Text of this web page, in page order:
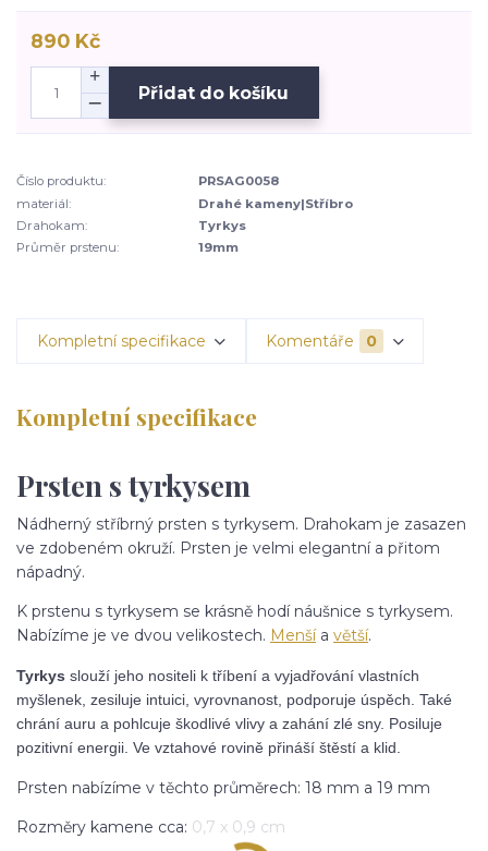
890 Kč
Přidat do košíku
Číslo produktu:
PRSAG0058
materiál:
Drahé kameny|Stříbro
Drahokam:
Tyrkys
Průměr prstenu:
19mm
Kompletní specifikace Komentáře 0
Kompletní specifikace
Prsten s tyrkysem
Nádherný stříbrný prsten s tyrkysem. Drahokam je zasazen
ve zdobeném okruží. Prsten je velmi elegantní a přitom
nápadný.
K prstenu s tyrkysem se krásně hodí náušnice s tyrkysem.
Nabízíme je ve dvou velikostech. Menšía větší.
Tyrkys slouží jeho nositeli k tříbení a vyjadřování vlastních
myšlenek, zesiluje intuici, vyrovnanost, podporuje úspěch. Také
chrání auru a pohlcuje škodlivé vlivy a zahání zlé sny. Posiluje
pozitivní energii. Ve vztahové rovině přináší štěstí a klid.
Prsten nabízíme v těchto průměrech: 18 mm a 19 mm
Rozměry kamene cca: 0,7 x 0,9 cm